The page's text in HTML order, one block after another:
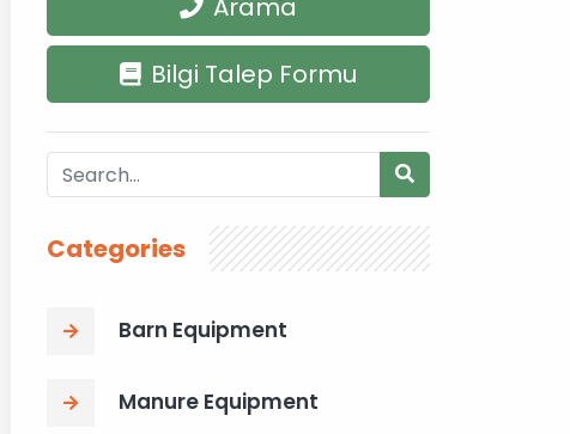
Arama
Bilgi Talep Formu
Categories
Barn Equipment
Manure Equipment